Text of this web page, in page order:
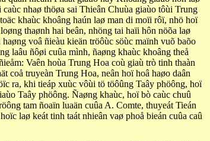
nhaø thöøa sai Thieân Chuùa giaùo tôùi Trung
khaùc khoâng haún laø man di moïi rôï, nhö hoï
thaønh hai beân, nhöng tai haïi hôn nöõa laø
voâ ñieàu kieän tröôùc söùc maïnh vuõ baõo
laâu ñôøi cuûa mình, ñaøng khaùc khoâng theå
Vaên hoùa Trung Hoa coù giaù trò tinh thaàn
coå truyeàn Trung Hoa, neân hoï hoâ haøo daân
ra, khi tieáp xuùc vôùi tö töôûng Taây phöông, hoï
Taây phöông. Ñaøng khaùc, hoï bò caùc chuû
tam ñoaïn luaän cuûa A. Comte, thuyeát Tieán
laø keát tinh taát nhieân vaø phoå bieán cuûa caû